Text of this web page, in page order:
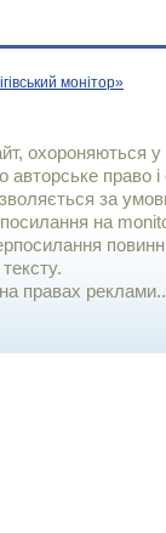
монітор»
охороняються у
право і
за
на
правах реклами..